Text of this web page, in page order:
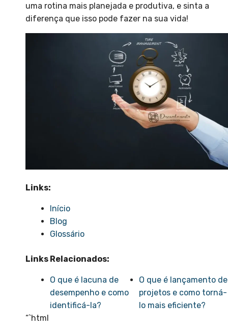
uma rotina mais planejada e produtiva, e sinta a
diferença que isso pode fazer na sua vida!
Links:
Início
Blog
Glossário
Links Relacionados:
O que é lacuna de
desempenho e como
identificá-la?
O que é lançamento de
projetos e como torná-
lo mais eficiente?
“`html